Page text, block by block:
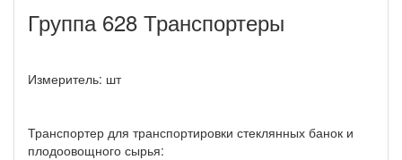
Группа 628 Транспортеры
Измеритель: шт
Транспортер для транспортировки стеклянных банок и
плодоовощного сырья: